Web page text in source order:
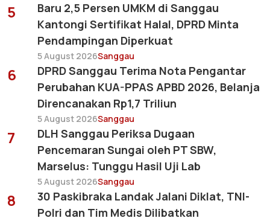
5
Baru 2,5 Persen UMKM di Sanggau
Kantongi Sertifikat Halal, DPRD Minta
Pendampingan Diperkuat
5 August 2026Sanggau
6
DPRD Sanggau Terima Nota Pengantar
Perubahan KUA-PPAS APBD 2026, Belanja
Direncanakan Rp1,7 Triliun
5 August 2026Sanggau
7
DLH Sanggau Periksa Dugaan
Pencemaran Sungai oleh PT SBW,
Marselus: Tunggu Hasil Uji Lab
5 August 2026Sanggau
8
30 Paskibraka Landak Jalani Diklat, TNI-
Polri dan Tim Medis Dilibatkan